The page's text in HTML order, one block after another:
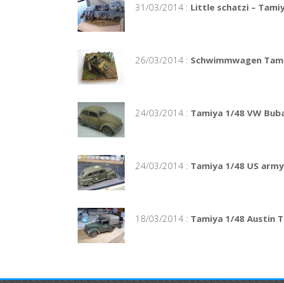
31/03/2014 : Little schatzi –
26/03/2014 : Schwimmwagen
24/03/2014 : Tamiya 1/48 VW
24/03/2014 : Tamiya 1/48 US
18/03/2014 : Tamiya 1/48 Austin